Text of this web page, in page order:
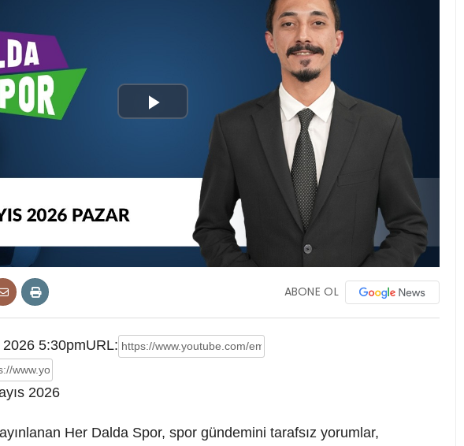
Play
Video
ABONE OL
2026 5:30pmURL:
2026
Her Dalda Spor, spor gündemini tarafsız yorumlar,